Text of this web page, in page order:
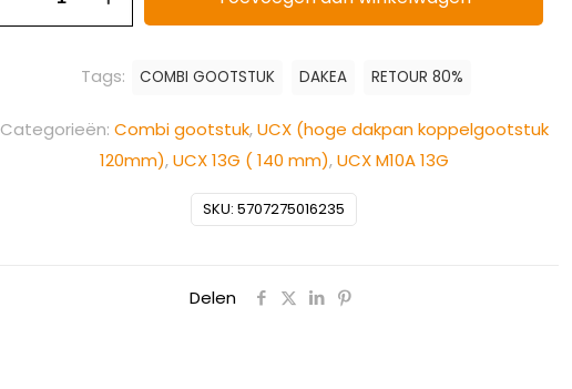
SKU:5707275016235
Categorieën: Combi gootstuk,UCX (hoge dakpan koppelgootstuk
120mm),UCX 13G ( 140 mm),UCX M10A 13G
Tags: COMBI GOOTSTUK DAKEA RETOUR 80%
Delen